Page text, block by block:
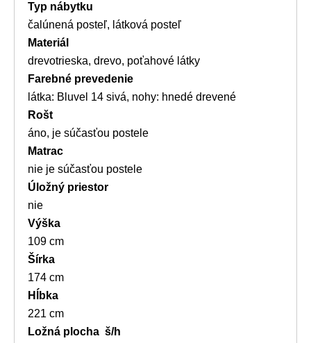
Typ nábytku
čalúnená posteľ, látková posteľ
Materiál
drevotrieska, drevo, poťahové látky
Farebné prevedenie
látka: Bluvel 14 sivá, nohy: hnedé drevené
Rošt
áno, je súčasťou postele
Matrac
nie je súčasťou postele
Úložný priestor
nie
Výška
109 cm
Šírka
174 cm
Hĺbka
221 cm
Ložná plocha š/h